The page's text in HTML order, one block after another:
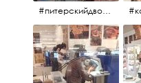
#питерскийдвор #спаснакрови #июльскийдень2017